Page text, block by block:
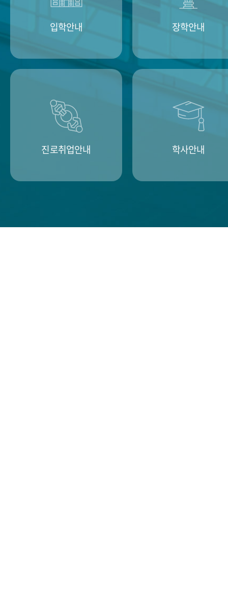
입학안내 장학안내
진로취업안내 학사안내